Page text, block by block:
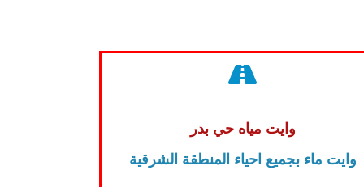
وايت مياه حي بدر
وايت ماء بجميع احياء المنطقة الشرقية